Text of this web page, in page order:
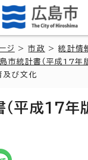
ジ >市政 >統計情
市統計書（平成17年
及び文化
（平成17